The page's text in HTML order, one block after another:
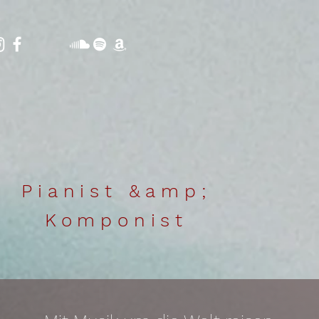
Pianist &amp;
Komponist